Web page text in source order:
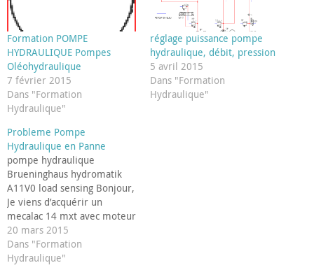
Formation POMPE
HYDRAULIQUE Pompes
Oléohydraulique
7 février 2015
Dans "Formation
Hydraulique"
réglage puissance pompe
hydraulique, débit, pression
5 avril 2015
Dans "Formation
Hydraulique"
Probleme Pompe
Hydraulique en Panne
pompe hydraulique
Brueninghaus hydromatik
A11V0 load sensing Bonjour,
Je viens d’acquérir un
mecalac 14 mxt avec moteur
thermique hs. Suite au
changement du moteur, je
constate un problème sur le
20 mars 2015
Dans "Formation
Hydraulique"